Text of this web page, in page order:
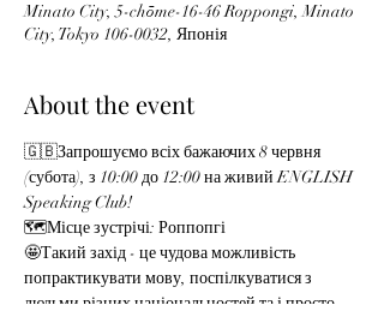
Minato City, 5-chōme-16-46 Roppongi, Minato
City, Tokyo 106-0032, Японія
About the event
🇬🇧Запрошуємо всіх бажаючих 8 червня
(субота), з 10:00 до 12:00 на живий ENGLISH
Speaking Club!
🗺️Місце зустрічі: Роппопгі
🤩Такий захід - це чудова можливість
попрактикувати мову, поспілкуватися з
людьми різних національностей та і просто